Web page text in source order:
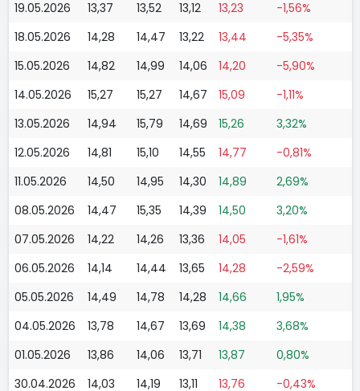
19.05.2026 13,37 13,52 13,12 13,23
-1,56%
18.05.2026
14,28 14,47 13,22 13,44
-5,35%
15.05.2026
14,82 14,99 14,06 14,20
-5,90%
14.05.2026
15,27 15,27 14,67 15,09
-1,11%
13.05.2026
14,94 15,79 14,69 15,26
3,32%
12.05.2026
14,81 15,10 14,55 14,77
-0,81%
11.05.2026
14,50 14,95 14,30 14,89
2,69%
08.05.2026
14,47 15,35 14,39 14,50
3,20%
07.05.2026
14,22 14,26 13,36 14,05
-1,61%
06.05.2026
14,14 14,44 13,65 14,28
-2,59%
05.05.2026
14,49 14,78 14,28 14,66
1,95%
04.05.2026
13,78 14,67 13,69 14,38
3,68%
01.05.2026
13,86 14,06 13,71 13,87
0,80%
30.04.2026
14,03 14,19 13,11 13,76
-0,43%